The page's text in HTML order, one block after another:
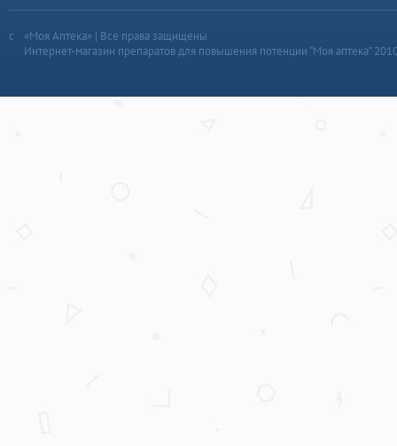
«Моя Аптека» | Все права защищены
Интернет-магазин препаратов для повышения потенции “Моя аптека”